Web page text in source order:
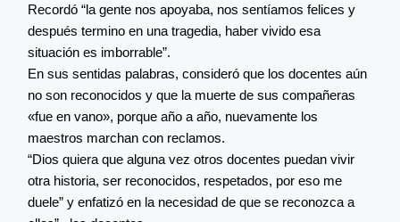
Recordó “la gente nos apoyaba, nos sentíamos felices y
después termino en una tragedia, haber vivido esa
situación es imborrable”.
En sus sentidas palabras, consideró que los docentes aún
no son reconocidos y que la muerte de sus compañeras
«fue en vano», porque año a año, nuevamente los
maestros marchan con reclamos.
“Dios quiera que alguna vez otros docentes puedan vivir
otra historia, ser reconocidos, respetados, por eso me
duele” y enfatizó en la necesidad de que se reconozca a